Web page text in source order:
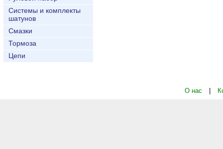
Системы и комплекты
шатунов
Смазки
Тормоза
Цепи
О нас